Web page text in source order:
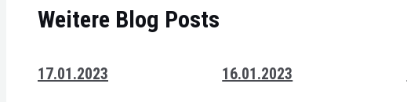
Weitere Blog Posts
17.01.2023 16.01.2023